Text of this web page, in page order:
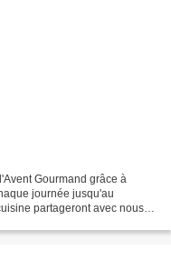
Gourmand grâce à
journée jusqu'au
partageront avec nous